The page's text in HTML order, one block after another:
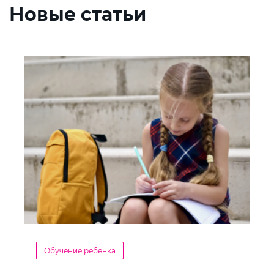
Новые статьи
Обучение ребенка